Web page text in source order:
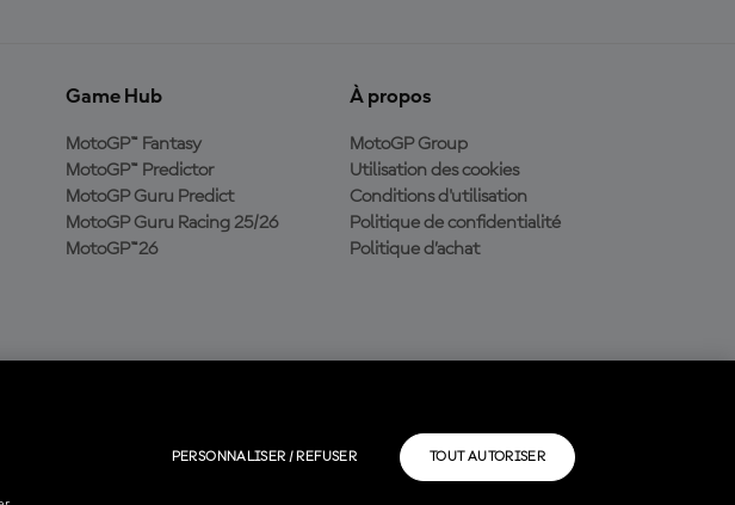
Game Hub
MotoGP™ Fantasy
MotoGP™ Predictor
MotoGP Guru Predict
MotoGP Guru Racing 25/26
MotoGP™26
À propos
MotoGP Group
Utilisation des cookies
Conditions d'utilisation
Politique de confidentialité
Politique d’achat
détenteurs respectifs.
PERSONNALISER / REFUSER TOUT AUTORISER